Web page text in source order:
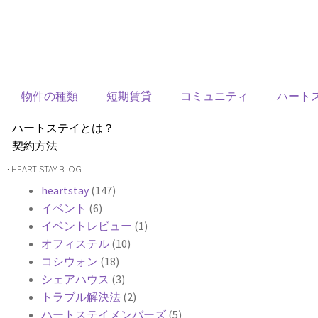
物件の種類 短期賃貸 コミュニティ ハート
ハートステイとは？
契約方法
韓国不動産情報
よくある質問
Heartee
· HEART STAY BLOG
heartstay (147)
イベント (6)
イベントレビュー (1)
オフィステル (10)
コシウォン (18)
シェアハウス (3)
トラブル解決法 (2)
ハートステイメンバーズ (5)